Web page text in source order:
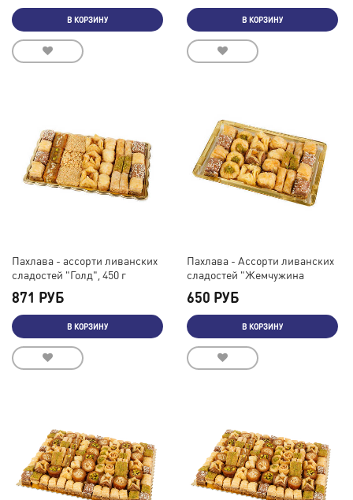
В КОРЗИНУ В КОРЗИНУ
Пахлава - ассорти ливанских
сладостей "Голд", 450 г
871 РУБ
В КОРЗИНУ
Пахлава - Ассорти ливанских
сладостей "Жемчужина
650 РУБ
В КОРЗИНУ